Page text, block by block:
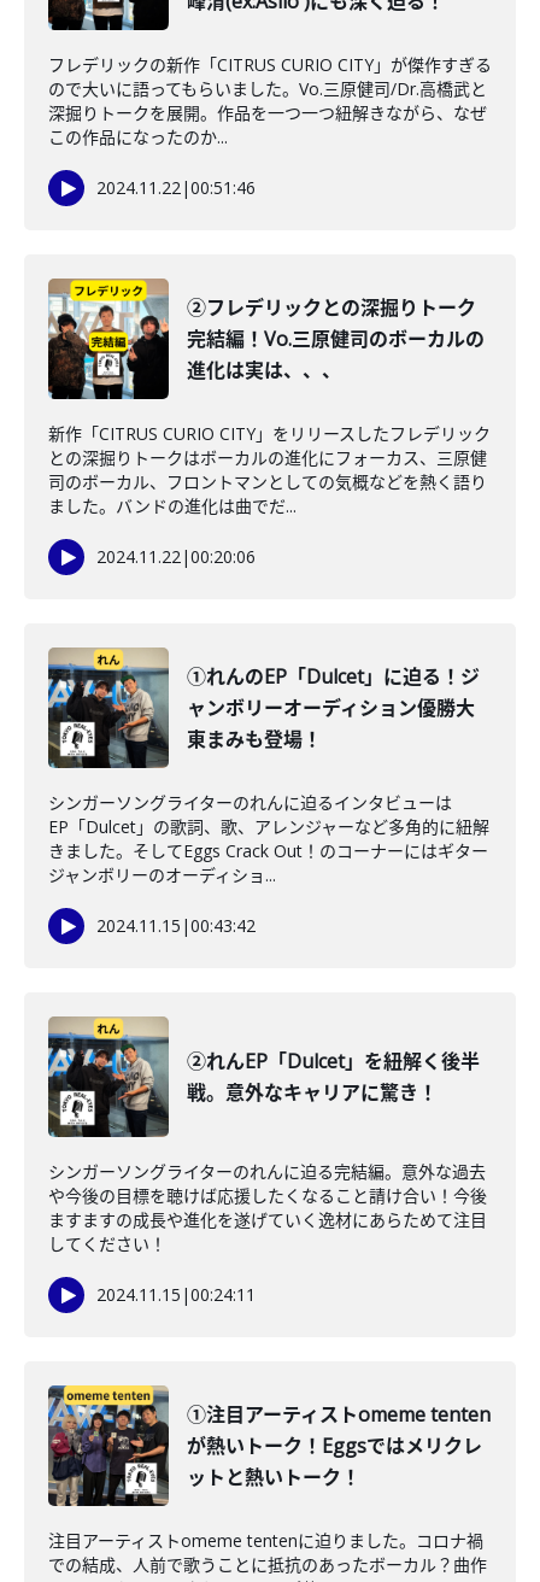
フレデリックの新作「CITRUS CURIO CITY」が傑作すぎる
ので大いに語ってもらいました。Vo.三原健司/Dr.高橋武と
深掘りトークを展開。作品を一つ一つ紐解きながら、なぜ
この作品になったのか...
2024.11.22|00:51:46
②フレデリックとの深掘りトーク
完結編！Vo.三原健司のボーカルの
進化は実は、、、
新作「CITRUS CURIO CITY」をリリースしたフレデリック
との深掘りトークはボーカルの進化にフォーカス、三原健
司のボーカル、フロントマンとしての気概などを熱く語り
ました。バンドの進化は曲でだ...
2024.11.22|00:20:06
①れんのEP「Dulcet」に迫る！ジ
ャンボリーオーディション優勝大
東まみも登場！
シンガーソングライターのれんに迫るインタビューは
EP「Dulcet」の歌詞、歌、アレンジャーなど多角的に紐解
きました。そしてEggs Crack Out！のコーナーにはギター
ジャンボリーのオーディショ...
2024.11.15 |00:43:42
②れんEP「Dulcet」を紐解く後半
戦。意外なキャリアに驚き！
シンガーソングライターのれんに迫る完結編。意外な過去
や今後の目標を聴けば応援したくなること請け合い！今後
ますますの成長や進化を遂げていく逸材にあらためて注目
してください！
2024.11.15 |00:24:11
①注目アーティストomeme tenten
が熱いトーク！Eggsではメリクレ
ットと熱いトーク！
注目アーティストomeme tentenに迫りました。コロナ禍
での結成、人前で歌うことに抵抗のあったボーカル？曲作